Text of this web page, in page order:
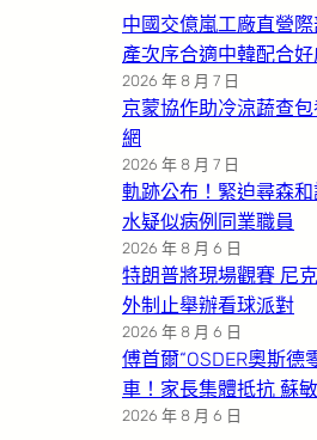
中國交億嵐工廠直營
產次序合適中韓配合好
2026 年 8 月 7 日
京蒙協作助冷涼蔬查
網
2026 年 8 月 7 日
軌跡公布！緊迫尋森
水疑似病例同業職員
2026 年 8 月 6 日
特朗普將現場觀賽 尼
外制止舉辦看球派對
2026 年 8 月 6 日
傅首爾“OSDER奧斯德
車！家長集體抵抗 蘇
2026 年 8 月 6 日